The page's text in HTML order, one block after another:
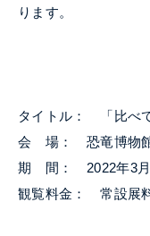
ります。
タイトル： 「比べ
会 場： 恐竜博物
期 間： 2022年3月
観覧料金： 常設展